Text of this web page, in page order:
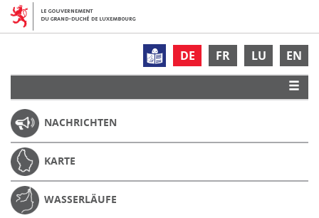
DE FR LU EN
NACHRICHTEN
KARTE
WASSERLÄUFE